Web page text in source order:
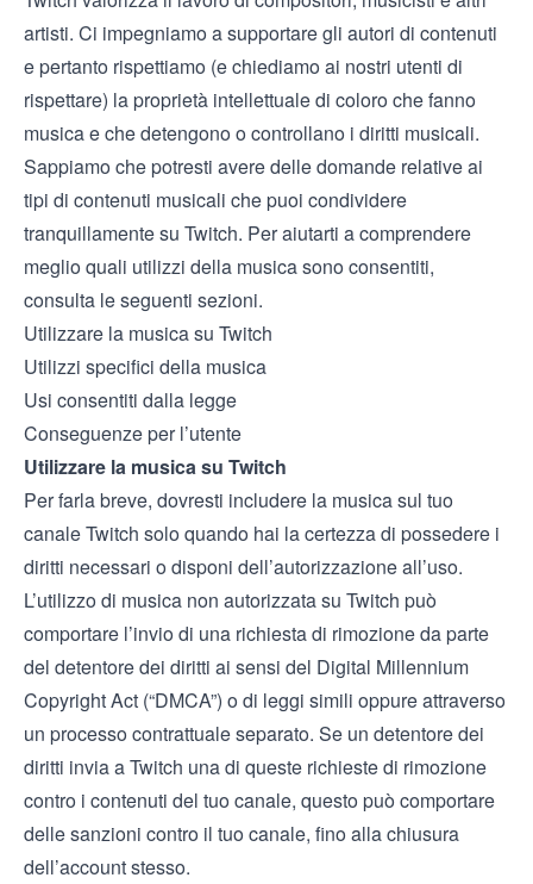
artisti. Ci impegniamo a supportare gli autori di contenuti
e pertanto rispettiamo (e chiediamo ai nostri utenti di
rispettare) la proprietà intellettuale di coloro che fanno
musica e che detengono o controllano i diritti musicali.
Sappiamo che potresti avere delle domande relative ai
tipi di contenuti musicali che puoi condividere
tranquillamente su Twitch. Per aiutarti a comprendere
meglio quali utilizzi della musica sono consentiti,
consulta le seguenti sezioni.
Utilizzare la musica su Twitch
Utilizzi specifici della musica
Usi consentiti dalla legge
Conseguenze per l’utente
Utilizzare la musica su Twitch
Per farla breve, dovresti includere la musica sul tuo
canale Twitch solo quando hai la certezza di possedere i
diritti necessari o disponi dell’autorizzazione all’uso.
L’utilizzo di musica non autorizzata su Twitch può
comportare l’invio di una richiesta di rimozione da parte
del detentore dei diritti ai sensi del Digital Millennium
Copyright Act (“DMCA”) o di leggi simili oppure attraverso
un processo contrattuale separato. Se un detentore dei
diritti invia a Twitch una di queste richieste di rimozione
contro i contenuti del tuo canale, questo può comportare
delle sanzioni contro il tuo canale, fino alla chiusura
dell’account stesso.